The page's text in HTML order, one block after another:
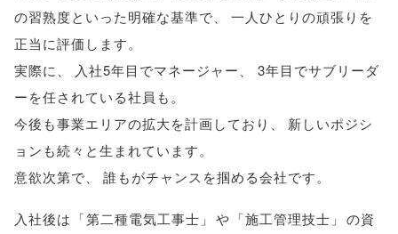
の習熟度といった明確な基準で
一人ひとりの頑張りを
正当に評価します。
実際に
入社5年目でマネージャー
3年目でサブリーダ
ーを任されている社員も 。
今後も事業エリアの拡大を計画しており
新しいポジシ
ョンも続々と生まれています。
意欲次第で
誰もがチャンスを掴める会社です。
入社後は 「第二種電気工事士 」 や 「施工管理技士 」 の資